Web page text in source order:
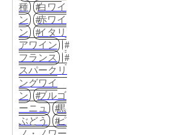
種
白ワイ
ン
赤ワイ
ン
イタリ
アワイン
フランス
スパークリ
ングワイ
ン
ブルゴ
ーニュ
黒
ぶどう
ピ